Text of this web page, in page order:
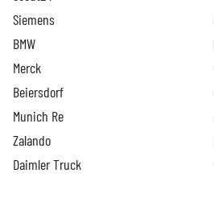
Siemens
BMW
Merck
Beiersdorf
Munich Re
Zalando
Daimler Truck